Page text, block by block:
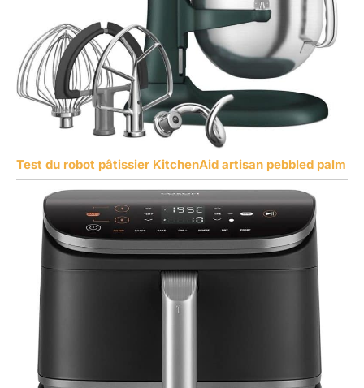
Test du robot pâtissier KitchenAid artisan pebbled palm